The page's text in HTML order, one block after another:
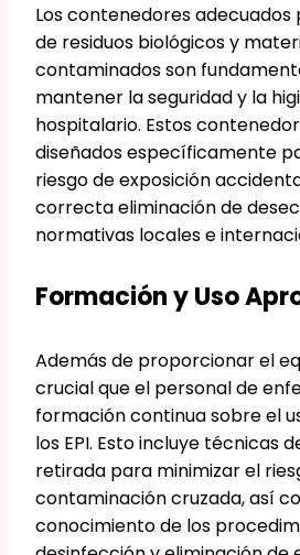
Los contenedores adecuados
de residuos biológicos y
contaminados son
mantener la seguridad y la
hospitalario. Estos
diseñados específicamente
riesgo de exposición
correcta eliminación de
normativas locales e
Formación y Uso
Además de proporcionar el
crucial que el personal de
formación continua sobre el
los EPI. Esto incluye técnicas
retirada para minimizar el
contaminación cruzada, así
conocimiento de los